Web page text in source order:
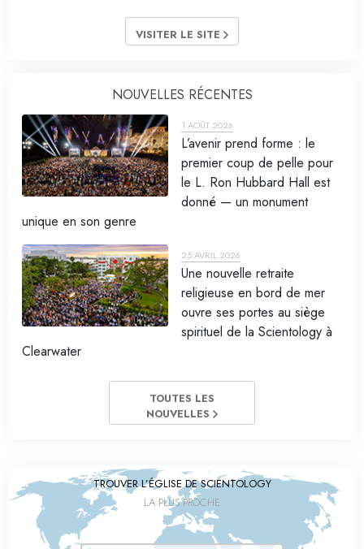
VISITER LE SITE
NOUVELLES RÉCENTES
1 AOÛT 2026
L’avenir prend forme : le
premier coup de pelle pour
le L. Ron Hubbard Hall est
donné — un monument
unique en son genre
25 AVRIL 2026
Une nouvelle retraite
religieuse en bord de mer
ouvre ses portes au siège
spirituel de la Scientology à
Clearwater
TOUTES LES
NOUVELLES
TROUVER L’ÉGLISE DE SCIENTOLOGY
LA PLUS PROCHE